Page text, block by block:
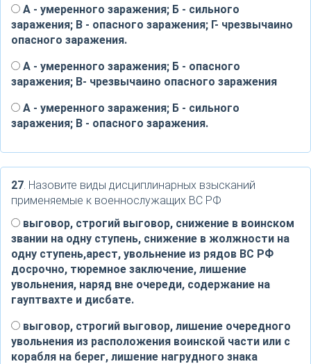
А - умеренного заражения; Б - сильного
заражения; В - опасного заражения; Г- чрезвычаино
опасного заражения.
А - умеренного заражения; Б - опасного
заражения; В- чрезвычаино опасного заражения
А - умеренного заражения; Б - сильного
заражения; В - опасного заражения.
27. Назовите виды дисциплинарных взысканий
применяемые к военнослужащих ВС РФ
выговор, строгий выговор, снижение в воинском
звании на одну ступень, снижение в жолжности на
одну ступень,арест, увольнение из рядов ВС РФ
досрочно, тюремное заключение, лишение
увольнения, наряд вне очереди, содержание на
гауптвахте и дисбате.
выговор, строгий выговор, лишение очередного
увольнения из расположения воинской части или с
корабля на берег, лишение нагрудного знака